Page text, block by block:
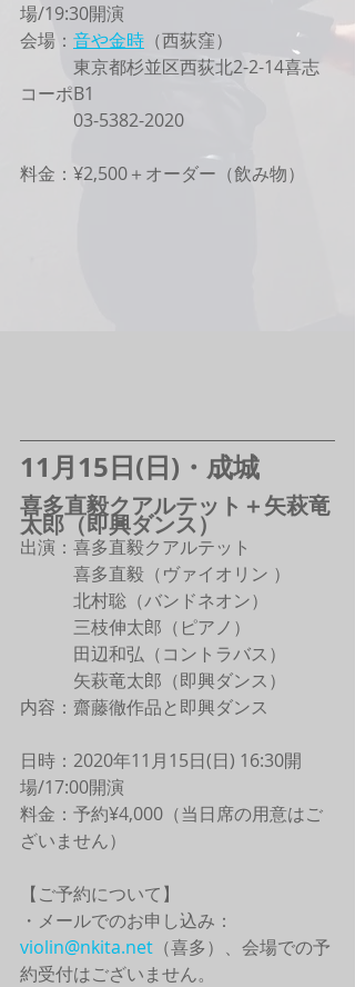
場/19:30開演
会場： 音や金時 （西荻窪）
東京都杉並区西荻北2-2-14喜志
コーポB1
03-5382-2020
料金：¥2,500＋オーダー（飲み物）
11月15日(日)・成城
喜多直毅クアルテット＋矢萩竜
太郎（即興ダンス）
出演：喜多直毅クアルテット
喜多直毅（ヴァイオリン ）
北村聡（バンドネオン）
三枝伸太郎（ピアノ）
田辺和弘（コントラバス）
矢萩竜太郎（即興ダンス）
内容：齋藤徹作品と即興ダンス
日時：2020年11月15日(日) 16:30開
場/17:00開演
料金：予約¥4,000（当日席の用意はご
ざいません）
【ご予約について】
・メールでのお申し込み：
violin@nkita.net （喜多）、会場での予
約受付はございません。